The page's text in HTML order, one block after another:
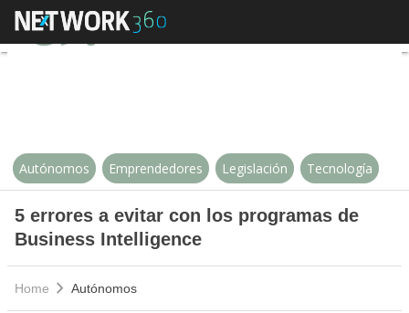
5 errores a evitar con los
Autónomos Emprendedores Legislación Tecnología
5 errores a evitar con los programas de
Business Intelligence
Home Autónomos